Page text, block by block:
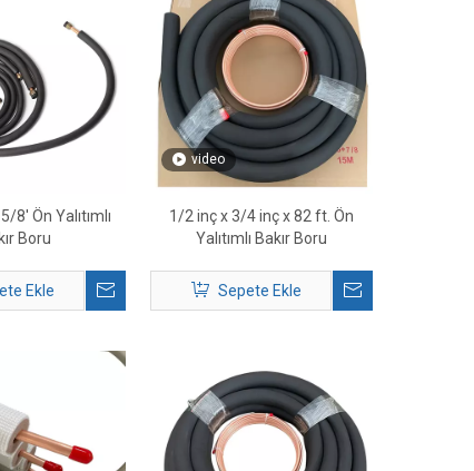
8' Ön Yalıtımlı
Boru
Ekle
video
1/2 inç x 3/4 inç x 82 ft. Ön
Yalıtımlı Bakır Boru
Sepete Ekle